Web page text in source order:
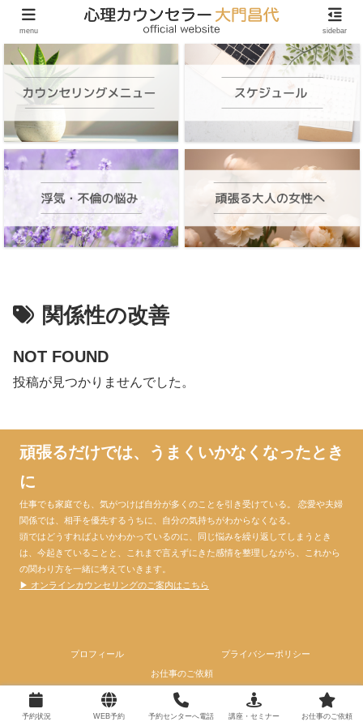
頑張る大人の女性のためのオンラインカウンセリング
関係性の改善
NOT FOUND
投稿が見つかりませんでした。
頑張るだけでは、うまくいかなくなったとき
に
仕事でも家庭でも、気がつけば自分が多くのことを引き受けている。 恋愛や夫婦
関係では、相手を優先するうちに、自分の気持ちがわからなくなる。
頭ではどうすればよいかわかっているのに、同じ悩みを繰り返してしまうとき
は、今起きていることと、これまで言えずにきた感情を整理しながら、これから
の関わり方を一緒に考えていきます。
▶ オンラインカウンセリングのご案内はこちら
プロフィール
プライバシーポリシー
お仕事のご依頼
© 2024 心理カウンセラー大門昌代official website.
menu sidebar
予約状況 WEB予約 予約センターへ電話 講座・セミナー お仕事のご依頼